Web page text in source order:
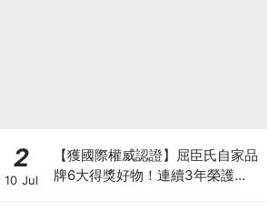
2
10 Jul
【獲國際權威認證】屈臣氏自家品
牌6大得獎好物！連續3年榮護